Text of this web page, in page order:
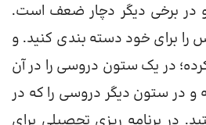
برخی دیگر دچار ضعف است.
را برای خود دسته بندی کنید. و
در یک ستون دروسی را در آن
و در ستون دیگر دروسی را که در
در برنامه ریزی تحصیلی برای